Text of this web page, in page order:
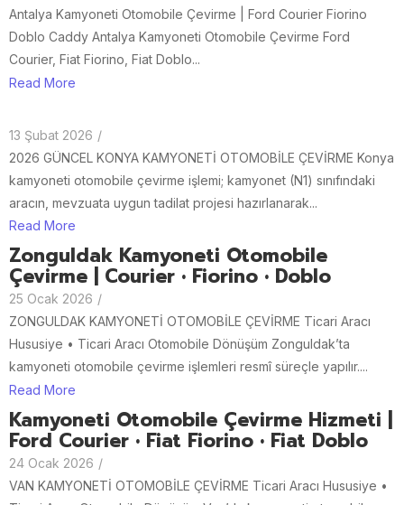
Antalya Kamyoneti Otomobile Çevirme | Ford Courier Fiorino
Doblo Caddy Antalya Kamyoneti Otomobile Çevirme Ford
Courier, Fiat Fiorino, Fiat Doblo...
Read More
13 Şubat 2026 /
2026 GÜNCEL KONYA KAMYONETİ OTOMOBİLE ÇEVİRME Konya
kamyoneti otomobile çevirme işlemi; kamyonet (N1) sınıfındaki
aracın, mevzuata uygun tadilat projesi hazırlanarak...
Read More
Zonguldak Kamyoneti Otomobile
Çevirme | Courier • Fiorino • Doblo
25 Ocak 2026 /
ZONGULDAK KAMYONETİ OTOMOBİLE ÇEVİRME Ticari Aracı
Hususiye • Ticari Aracı Otomobile Dönüşüm Zonguldak’ta
kamyoneti otomobile çevirme işlemleri resmî süreçle yapılır....
Read More
Kamyoneti Otomobile Çevirme Hizmeti |
Ford Courier • Fiat Fiorino • Fiat Doblo
24 Ocak 2026 /
VAN KAMYONETİ OTOMOBİLE ÇEVİRME Ticari Aracı Hususiye •